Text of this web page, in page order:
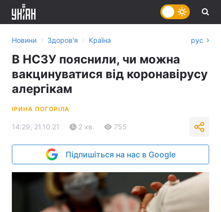
Новини › Здоров'я › Країна рус
В НСЗУ пояснили, чи можна
вакцинуватися від коронавірусу
алергікам
ІРИНА ПОГОРІЛА
14:29, 21.10.21 2 хв. 755
Підпишіться на нас в Google